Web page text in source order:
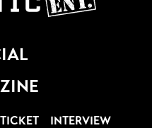
TICKET
INTERVIEW